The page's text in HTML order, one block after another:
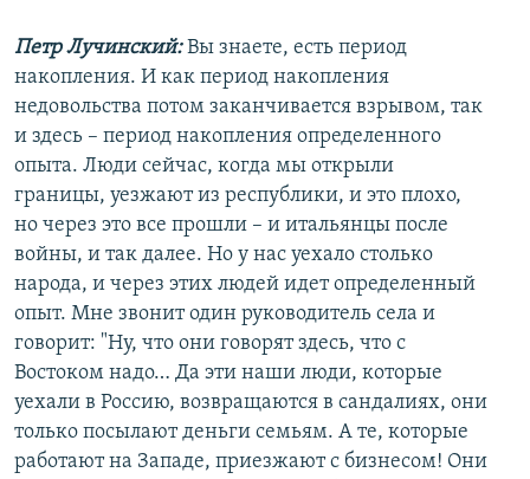
Петр Лучинский:Вы знаете, есть период
накопления. И как период накопления
недовольства потом заканчивается взрывом, так
и здесь – период накопления определенного
опыта. Люди сейчас, когда мы открыли
границы, уезжают из республики, и это плохо,
но через это все прошли – и итальянцы после
войны, и так далее. Но у нас уехало столько
народа, и через этих людей идет определенный
опыт. Мне звонит один руководитель села и
говорит: "Ну, что они говорят здесь, что с
Востоком надо… Да эти наши люди, которые
уехали в Россию, возвращаются в сандалиях, они
только посылают деньги семьям. А те, которые
работают на Западе, приезжают с бизнесом! Они